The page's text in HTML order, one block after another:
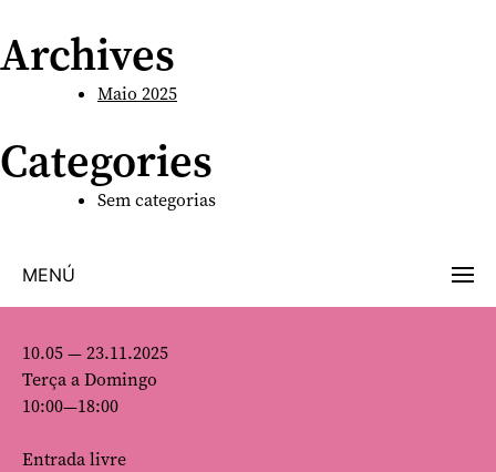
Archives
Maio 2025
Categories
Sem categorias
MENÚ
10.05 — 23.11.2025
Terça a Domingo
10:00—18:00
Entrada livre